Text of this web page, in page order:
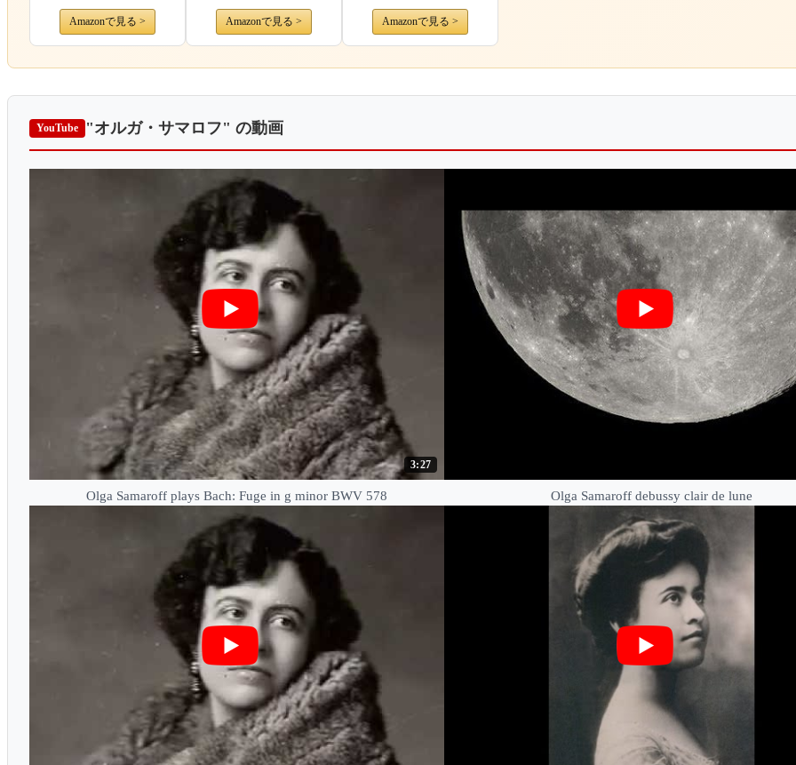
with Public Performance
Rights
Amazonで見る > Amazonで見る >
Amazonで見る >
YouTube "オルガ・サマロフ" の動画
3:27
Olga Samaroff plays Bach: Fuge in g minor BWV 578 Olga Samaroff debussy clair de lune